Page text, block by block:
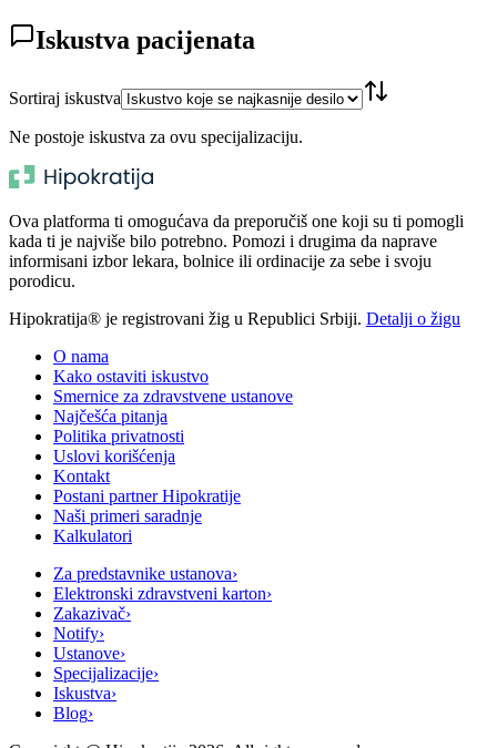
Iskustva pacijenata
Sortiraj iskustva
Ne postoje iskustva za ovu specijalizaciju.
Ova platforma ti omogućava da preporučiš one koji su ti pomogli
kada ti je najviše bilo potrebno. Pomozi i drugima da naprave
informisani izbor lekara, bolnice ili ordinacije za sebe i svoju
porodicu.
Hipokratija® je registrovani žig u Republici Srbiji. Detalji o žigu
O nama
Kako ostaviti iskustvo
Smernice za zdravstvene ustanove
Najčešća pitanja
Politika privatnosti
Uslovi korišćenja
Kontakt
Postani partner Hipokratije
Naši primeri saradnje
Kalkulatori
Za predstavnike ustanova›
Elektronski zdravstveni karton›
Zakazivač›
Notify›
Ustanove›
Specijalizacije›
Iskustva›
Blog›